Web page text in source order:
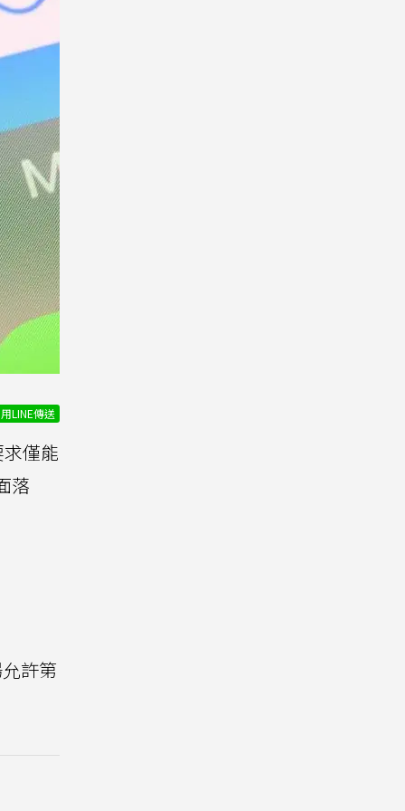
用LINE傳送
求僅能
落
許第